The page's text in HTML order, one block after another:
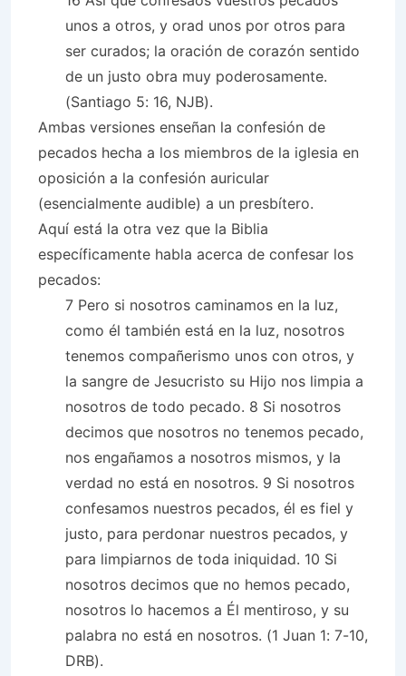
unos a otros, y orad unos por otros para
ser curados; la oración de corazón sentido
de un justo obra muy poderosamente.
(Santiago 5: 16, NJB).
Ambas versiones enseñan la confesión de
pecados hecha a los miembros de la iglesia en
oposición a la confesión auricular
(esencialmente audible) a un presbítero.
Aquí está la otra vez que la Biblia
específicamente habla acerca de confesar los
pecados:
7 Pero si nosotros caminamos en la luz,
como él también está en la luz, nosotros
tenemos compañerismo unos con otros, y
la sangre de Jesucristo su Hijo nos limpia a
nosotros de todo pecado. 8 Si nosotros
decimos que nosotros no tenemos pecado,
nos engañamos a nosotros mismos, y la
verdad no está en nosotros. 9 Si nosotros
confesamos nuestros pecados, él es fiel y
justo, para perdonar nuestros pecados, y
para limpiarnos de toda iniquidad. 10 Si
nosotros decimos que no hemos pecado,
nosotros lo hacemos a Él mentiroso, y su
palabra no está en nosotros. (1 Juan 1: 7-10,
DRB).